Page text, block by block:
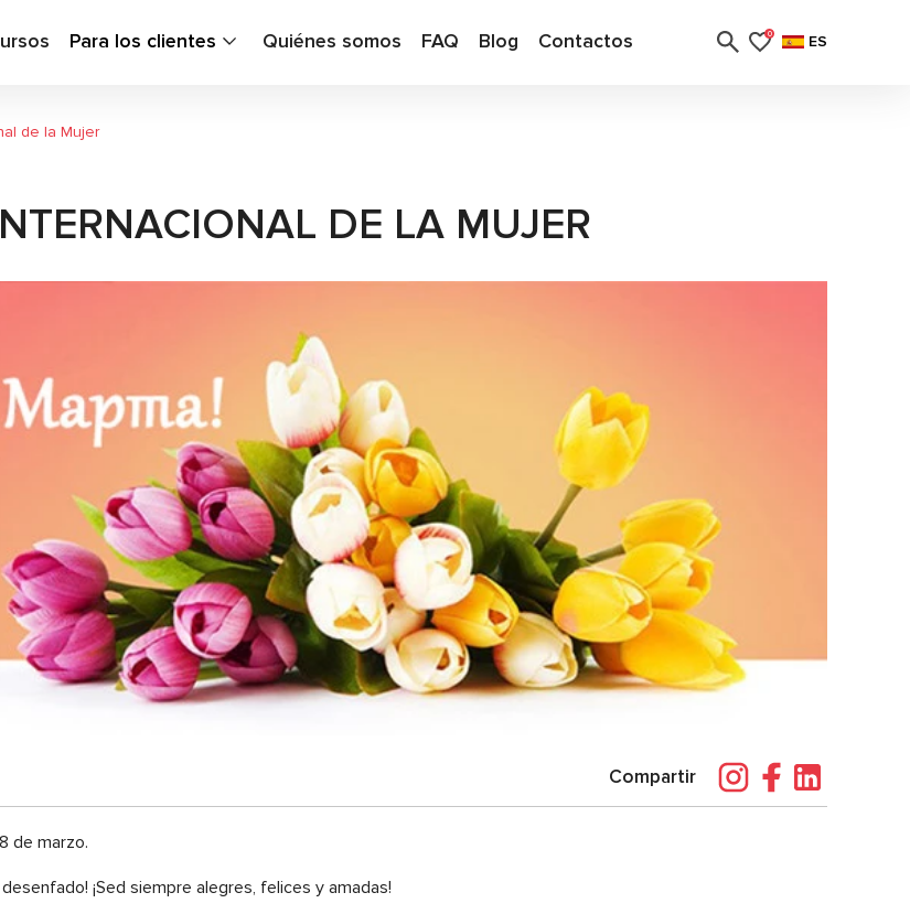
Para los clientes Quiénes somos FAQ Blog Contactos 0 ES
de la Mujer
DE LA MUJER
Compartir
de marzo.
¡Sed siempre alegres, felices y amadas!